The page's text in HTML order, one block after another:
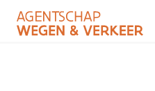
naar